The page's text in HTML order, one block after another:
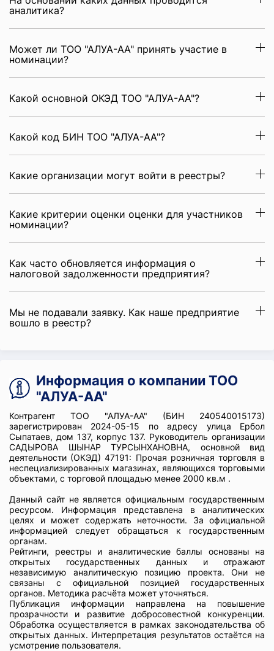
аналитика?
Может ли ТОО "АЛУА-АА" принять участие в
номинации?
Какой основной ОКЭД ТОО "АЛУА-АА"?
Какой код БИН ТОО "АЛУА-АА"?
Какие организации могут войти в реестры?
Какие критерии оценки оценки для участников
номинации?
Как часто обновляется информация о
налоговой задолженности предприятия?
Мы не подавали заявку. Как наше предприятие
вошло в реестр?
Информация о компании ТОО
"АЛУА-АА"
Контрагент ТОО "АЛУА-АА" (БИН 240540015173)
зарегистрирован 2024-05-15 по адресу улица Ербол
Сыпатаев, дом 137, корпус 137. Руководитель организации
САДЫРОВА ШЫНАР ТУРСЫНХАНОВНА, основной вид
деятельности (ОКЭД) 47191: Прочая розничная торговля в
неспециализированных магазинах, являющихся торговыми
объектами, с торговой площадью менее 2000 кв.м .
Данный сайт не является официальным государственным
ресурсом. Информация представлена в аналитических
целях и может содержать неточности. За официальной
информацией следует обращаться к государственным
органам.
Рейтинги, реестры и аналитические баллы основаны на
открытых государственных данных и отражают
независимую аналитическую позицию проекта. Они не
связаны с официальной позицией государственных
органов. Методика расчёта может уточняться.
Публикация информации направлена на повышение
прозрачности и развитие добросовестной конкуренции.
Обработка осуществляется в рамках законодательства об
открытых данных. Интерпретация результатов остаётся на
усмотрение пользователя.